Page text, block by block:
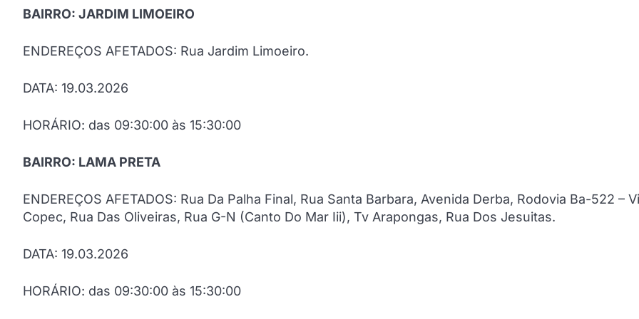
BAIRRO: JARDIM LIMOEIRO
ENDEREÇOS AFETADOS: Rua Jardim Limoeiro.
DATA: 19.03.2026
HORÁRIO: das 09:30:00 às 15:30:00
BAIRRO: LAMA PRETA
ENDEREÇOS AFETADOS: Rua Da Palha Final, Rua Santa Barbara, Avenida Derba, Rodovia Ba-522 –
Copec, Rua Das Oliveiras, Rua G-N (Canto Do Mar Iii), Tv Arapongas, Rua Dos Jesuitas.
DATA: 19.03.2026
HORÁRIO: das 09:30:00 às 15:30:00